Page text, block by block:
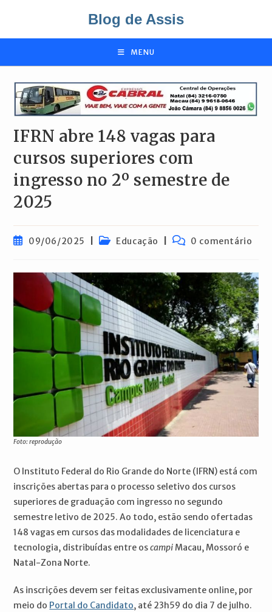
o
Blog de Assis
MENU
IFRN abre 148 vagas para
cursos superiores com
ingresso no 2º semestre de
2025
Post09/06/2025
Categoria
Educação
Comentários
0 comentário
Foto: reprodução
O Instituto Federal do Rio Grande do Norte (IFRN) está com
inscrições abertas para o processo seletivo dos cursos
superiores de graduação com ingresso no segundo
semestre letivo de 2025. Ao todo, estão sendo ofertadas
148 vagas em cursos das modalidades de licenciatura e
tecnologia, distribuídas entre oscampiMacau, Mossoró e
Natal-Zona Norte.
As inscrições devem ser feitas exclusivamente online, por
meio do Portal do Candidato, até 23h59 do dia 7 de julho.